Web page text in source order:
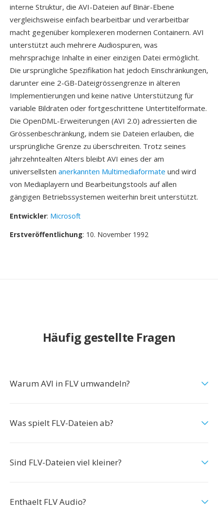
interne Struktur, die AVI-Dateien auf Binär-Ebene
vergleichsweise einfach bearbeitbar und verarbeitbar
macht gegenüber komplexeren modernen Containern. AVI
unterstützt auch mehrere Audiospuren, was
mehrsprachige Inhalte in einer einzigen Datei ermöglicht.
Die ursprüngliche Spezifikation hat jedoch Einschränkungen,
darunter eine 2-GB-Dateigrössengrenze in älteren
Implementierungen und keine native Unterstützung für
variable Bildraten oder fortgeschrittene Untertitelformate.
Die OpenDML-Erweiterungen (AVI 2.0) adressierten die
Grössenbeschränkung, indem sie Dateien erlauben, die
ursprüngliche Grenze zu überschreiten. Trotz seines
jahrzehntealten Alters bleibt AVI eines der am
universellsten anerkannten Multimediaformate und wird
von Mediaplayern und Bearbeitungstools auf allen
gängigen Betriebssystemen weiterhin breit unterstützt.
Entwickler: Microsoft
Erstveröffentlichung: 10. November 1992
Häufig gestellte Fragen
Warum AVI in FLV umwandeln?
Was spielt FLV-Dateien ab?
Sind FLV-Dateien viel kleiner?
Enthaelt FLV Audio?